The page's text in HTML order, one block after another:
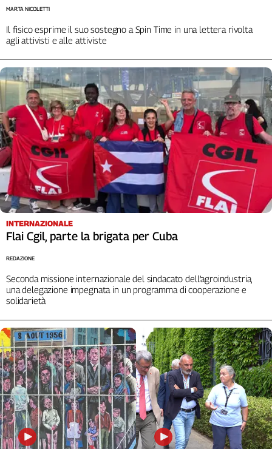
La
redazione
Newsletter
Social
Il fisico esprime il suo sostegno a Spin Time in una lettera rivolta
agli attivisti e alle attiviste
MARTA NICOLETTI
INTERNAZIONALE
Flai Cgil, parte la brigata per Cuba
Seconda missione internazionale del sindacato dell’agroindustria,
una delegazione impegnata in un programma di cooperazione e
solidarietà
REDAZIONE